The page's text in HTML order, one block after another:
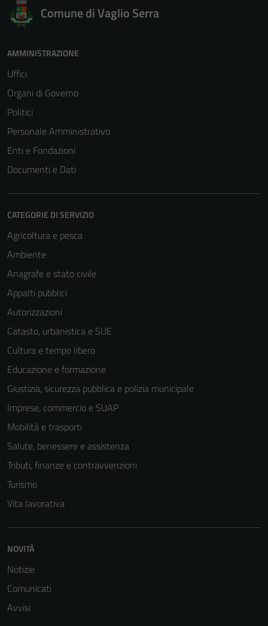
Comune di Vaglio Serra
AMMINISTRAZIONE
Uffici
Organi di Governo
Politici
Personale Amministrativo
Enti e Fondazioni
Documenti e Dati
CATEGORIE DI SERVIZIO
Agricoltura e pesca
Ambiente
Anagrafe e stato civile
Appalti pubblici
Autorizzazioni
Catasto, urbanistica e SUE
Cultura e tempo libero
Educazione e formazione
Giustizia, sicurezza pubblica e polizia municipale
Imprese, commercio e SUAP
Mobilità e trasporti
Salute, benessere e assistenza
Tributi, finanze e contravvenzioni
Turismo
Vita lavorativa
NOVITÀ
Notizie
Comunicati
Avvisi